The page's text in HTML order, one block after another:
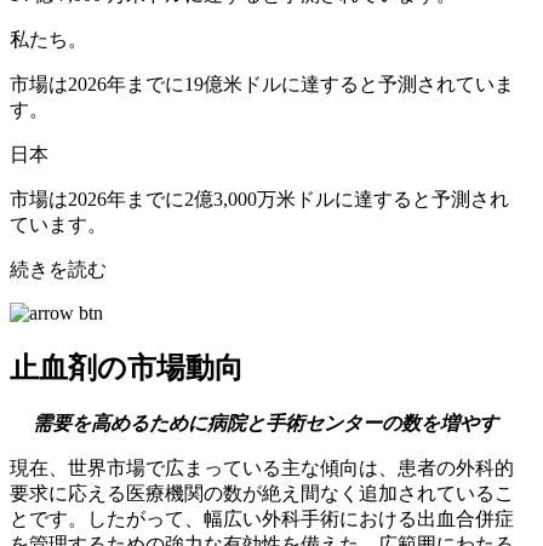
私たち。
市場は2026年までに19億米ドルに達すると予測されていま
す。
日本
市場は2026年までに2億3,000万米ドルに達すると予測され
ています。
続きを読む
止血剤の市場動向
需要を高めるために病院と手術センターの数を増やす
現在、世界市場で広まっている主な傾向は、患者の外科的
要求に応える医療機関の数が絶え間なく追加されているこ
とです。したがって、幅広い外科手術における出血合併症